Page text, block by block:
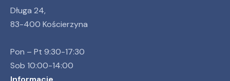
Długa 24,
83-400 Kościerzyna
Pon – Pt 9:30-17:30
Sob 10:00-14:00